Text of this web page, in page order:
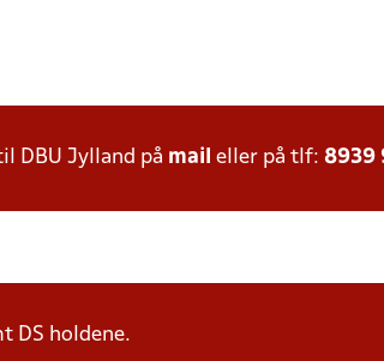
DBU Jylland på mail eller på tlf: 8939
DS holdene.